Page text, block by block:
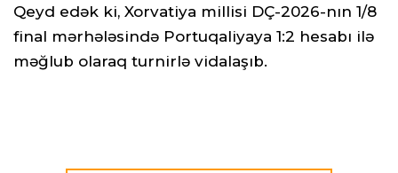
Qeyd edək ki, Xorvatiya millisi DÇ-2026-nın 1/8
final mərhələsində Portuqaliyaya 1:2 hesabı ilə
məğlub olaraq turnirlə vidalaşıb.